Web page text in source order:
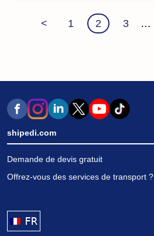
< 1 2 3 …
shipedi.com
Demande de devis gratuit
Offrez-vous des services de transport ?
FRANÇAIS